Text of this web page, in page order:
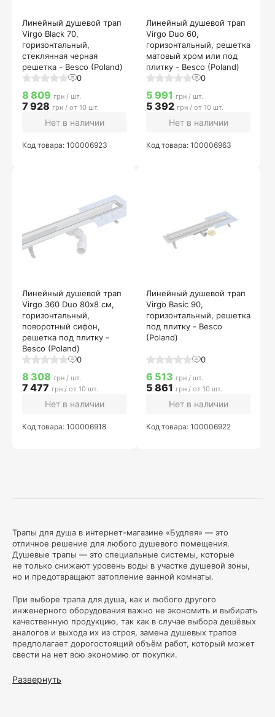
Трапы для душа в интернет-магазине «Будлея» — это
отличное решение для любого душевого помещения.
Душевые трапы — это специальные системы, которые
не только снижают уровень воды в участке душевой зоны,
но и предотвращают затопление ванной комнаты.
При выборе трапа для душа, как и любого другого
инженерного оборудования важно не экономить и выбирать
качественную продукцию, так как в случае выбора дешёвых
аналогов и выхода их из строя, замена душевых трапов
предполагает дорогостоящий объём работ, который может
свести на нет всю экономию от покупки.
В нашем магазине представлен широкий ассортимент
Развернуть
Линейный душевой трап
Virgo Black 70,
горизонтальный,
стеклянная черная
решетка - Besco (Poland)
0
8 809 грн / шт.
7 928 грн / от 10 шт.
Нет в наличии
Код товара: 100006923
Линейный душевой трап
Virgo Duo 60,
горизонтальный, решетка
матовый хром или под
плитку - Besco (Poland)
0
5 991 грн / шт.
5 392 грн / от 10 шт.
Нет в наличии
Код товара: 100006963
Линейный душевой трап
Virgo 360 Duo 80х8 см,
горизонтальный,
поворотный сифон,
решетка под плитку -
Besco (Poland)
0
8 308 грн / шт.
7 477 грн / от 10 шт.
Нет в наличии
Код товара: 100006918
Линейный душевой трап
Virgo Basic 90,
горизонтальный, решетка
под плитку - Besco
(Poland)
0
6 513 грн / шт.
5 861 грн / от 10 шт.
Нет в наличии
Код товара: 100006922